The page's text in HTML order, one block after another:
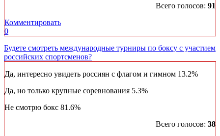
Всего голосов: 91
Комментировать
0
Будете смотреть международные турниры по боксу с участием
российских спортсменов?
Да, интересно увидеть россиян с флагом и гимном 13.2%
Да, но только крупные соревнования 5.3%
Не смотрю бокс 81.6%
Всего голосов: 38